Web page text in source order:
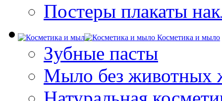
Постеры плакаты
Косметика и мыло
Зубные пасты
Мыло без животных